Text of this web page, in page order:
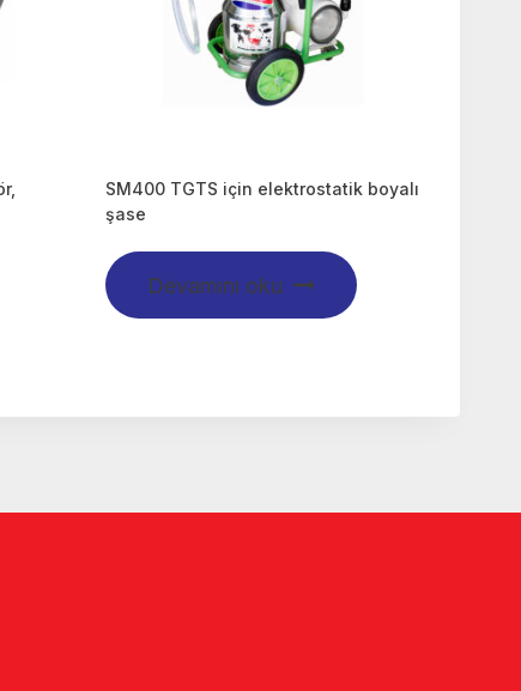
SM400 TGTS için elektrostatik boyalı
şase
Devamını oku